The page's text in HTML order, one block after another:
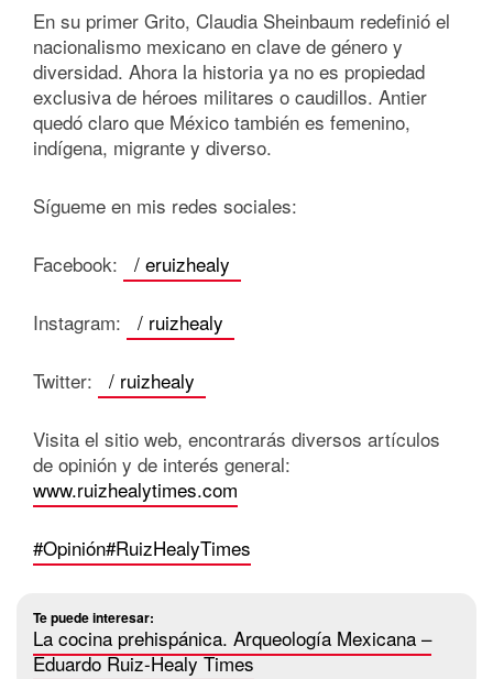
En su primer Grito, Claudia Sheinbaum redefinió el
nacionalismo mexicano en clave de género y
diversidad. Ahora la historia ya no es propiedad
exclusiva de héroes militares o caudillos. Antier
quedó claro que México también es femenino,
indígena, migrante y diverso.
Sígueme en mis redes sociales:
Facebook: / eruizhealy
Instagram: / ruizhealy
Twitter: / ruizhealy
Visita el sitio web, encontrarás diversos artículos
de opinión y de interés general:
www.ruizhealytimes.com
#Opinión#RuizHealyTimes
Te puede interesar:
La cocina prehispánica. Arqueología Mexicana –
Eduardo Ruiz-Healy Times